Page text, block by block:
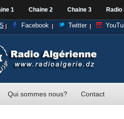
1 Chaine 2 Chaine 3 Radio
Facebook Twitter
Qui sommes nous? Contact